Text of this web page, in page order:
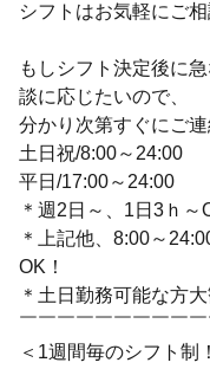
シフトはお気軽にご相
もしシフト決定後に
談に応じたいので、
分かり次第すぐにご連
土日祝/8:00～24:00
平日/17:00～24:00
＊週2日～、1日3ｈ～
＊上記他、8:00～
OK！
＊土日勤務可能な方大
￣￣￣￣￣￣￣￣￣
＜1週間毎のシフト制